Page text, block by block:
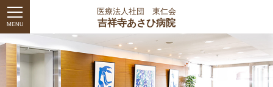
MENU
医療法人社団 東仁会
吉祥寺あさひ病院